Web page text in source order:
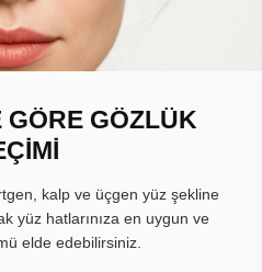
GÖRE GÖZLÜK
kalp ve üçgen yüz şekline
yüz hatlarınıza en uygun ve
elde edebilirsiniz.